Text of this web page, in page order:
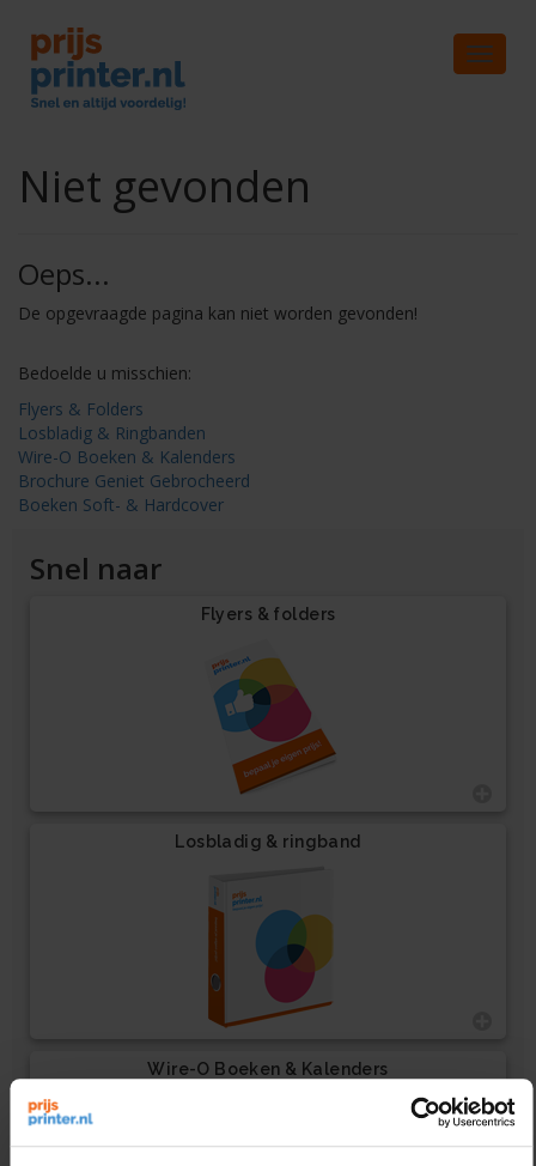
Toggle
Niet gevonden
Oeps...
De opgevraagde pagina kan niet worden gevonden!
Bedoelde u misschien:
Flyers & Folders
Losbladig & Ringbanden
Wire-O Boeken & Kalenders
Brochure Geniet Gebrocheerd
Boeken Soft- & Hardcover
Snel naar
Flyers & folders
Losbladig & ringband
Wire-O Boeken & Kalenders